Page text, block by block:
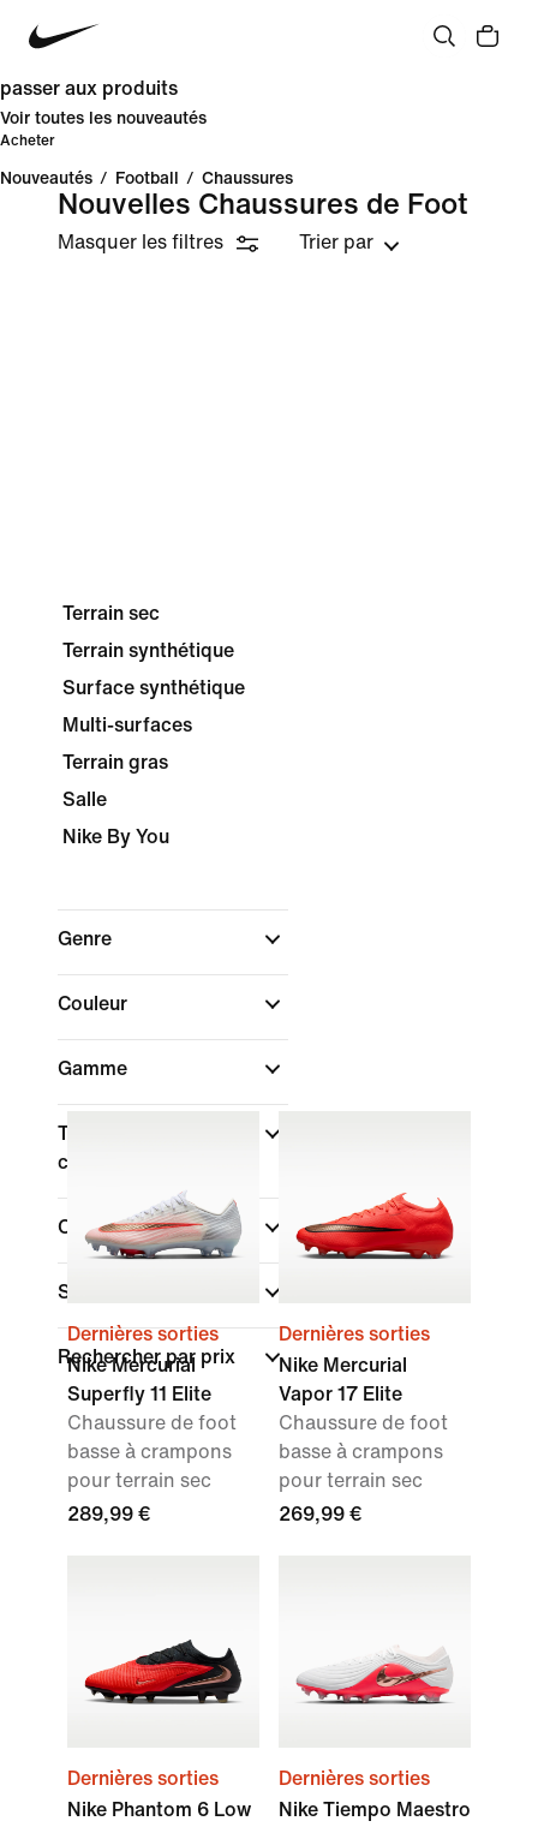
passer aux produits
Voir toutes les nouveautés
Acheter
Nouveautés / Football / Chaussures
Nouvelles Chaussures de Foot
Masquer les filtres Trier par
Terrain sec
Terrain synthétique
Surface synthétique
Multi-surfaces
Terrain gras
Salle
Nike By You
Genre
Couleur
Gamme
Type de coupe des
chaussures
Collections
Surface
Rechercher par prix
Dernières sorties
Nike Mercurial
Superfly 11 Elite
Chaussure de foot
basse à crampons
pour terrain sec
289,99 €
Dernières sorties
Nike Mercurial
Vapor 17 Elite
Chaussure de foot
basse à crampons
pour terrain sec
269,99 €
Dernières sorties
Nike Phantom 6 Low
Dernières sorties
Nike Tiempo Maestro